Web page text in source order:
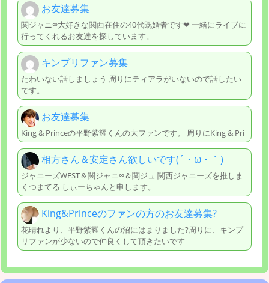
お友達募集
関ジャニ∞大好きな関西在住の40代既婚者です❤︎ 一緒にライブに
行ってくれるお友達を探しています。
キンプリファン募集
たわいない話しましょう 周りにティアラがいないので話したい
です。
お友達募集
King & Princeの平野紫耀くんの大ファンです。 周りにKing & Pri
相方さん＆安定さん欲しいです(´・ω・｀)
ジャニーズWEST＆関ジャニ∞＆関ジュ 関西ジャニーズを推しま
くつまてる しぃーちゃんと申します。
King&Princeのファンの方のお友達募集?
花晴れより、平野紫耀くんの沼にはまりました?周りに、キンプ
リファンが少ないので仲良くして頂きたいです